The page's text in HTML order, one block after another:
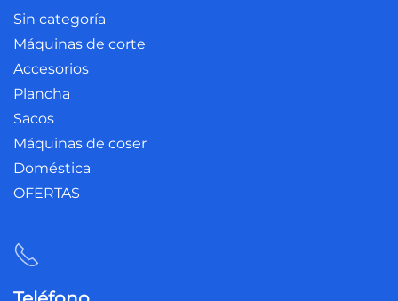
Sin categoría
Máquinas de corte
Accesorios
Plancha
Sacos
Máquinas de coser
Doméstica
OFERTAS